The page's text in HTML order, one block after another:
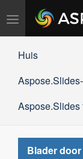
Navigation
umschalten
Huis
Aspose.Slides
Blader